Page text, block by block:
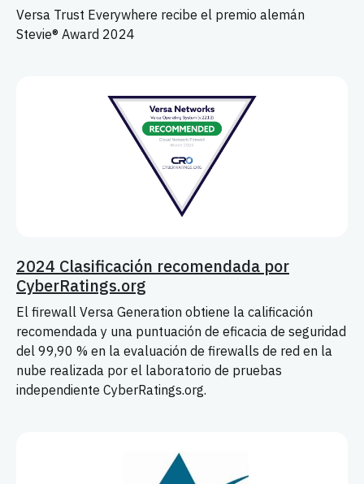
Versa Trust Everywhere recibe el premio alemán
Stevie® Award 2024
2024 Clasificación recomendada por
CyberRatings.org
El firewall Versa Generation obtiene la calificación
recomendada y una puntuación de eficacia de seguridad
del 99,90 % en la evaluación de firewalls de red en la
nube realizada por el laboratorio de pruebas
independiente CyberRatings.org.